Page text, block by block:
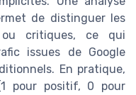
de distinguer les
ou critiques, ce qui
issues de Google
En pratique,
pour positif, 0 pour